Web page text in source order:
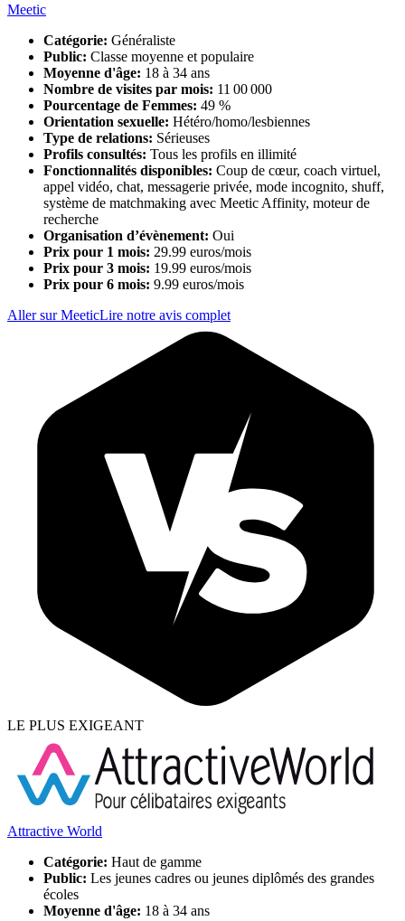
Meetic
Catégorie: Généraliste
Public: Classe moyenne et populaire
Moyenne d'âge: 18 à 34 ans
Nombre de visites par mois: 11 00 000
Pourcentage de Femmes: 49 %
Orientation sexuelle: Hétéro/homo/lesbiennes
Type de relations: Sérieuses
Profils consultés: Tous les profils en illimité
Fonctionnalités disponibles: Coup de cœur, coach virtuel,
appel vidéo, chat, messagerie privée, mode incognito, shuff,
système de matchmaking avec Meetic Affinity, moteur de
recherche
Organisation d’évènement: Oui
Prix pour 1 mois: 29.99 euros/mois
Prix pour 3 mois: 19.99 euros/mois
Prix pour 6 mois: 9.99 euros/mois
Aller sur MeeticLire notre avis complet
LE PLUS EXIGEANT
Attractive World
Catégorie: Haut de gamme
Public: Les jeunes cadres ou jeunes diplômés des grandes
écoles
Moyenne d'âge: 18 à 34 ans